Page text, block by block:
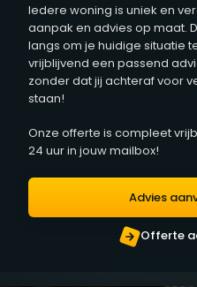
Iedere woning is uniek en
aanpak en advies op maat.
langs om je huidige situatie
vrijblijvend een passend
zonder dat jij achteraf voor
staan!
Onze offerte is compleet
24 uur in jouw mailbox!
Advies
Offerte